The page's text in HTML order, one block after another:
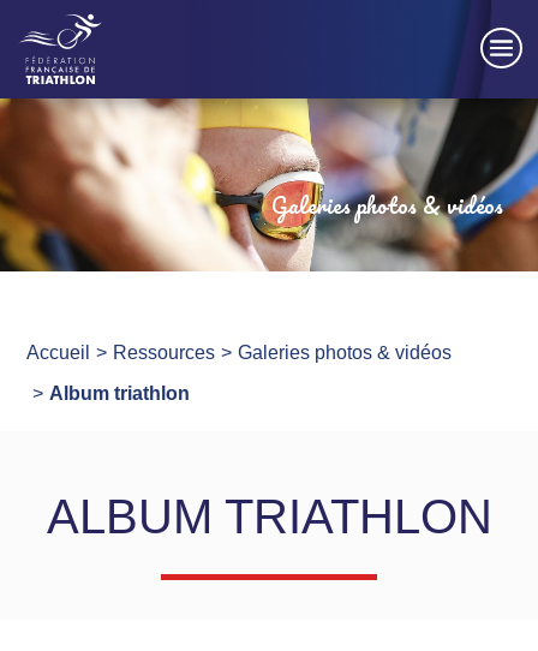
Galeries photos & vidéos
Accueil Ressources
Galeries photos & vidéos
Album triathlon
ALBUM TRIATHLON
Panneau de gestion des cookies